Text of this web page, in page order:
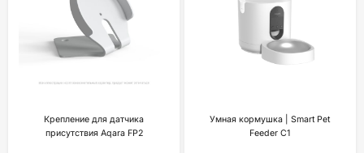
Крепление для датчика
присутствия Aqara FP2
Умная кормушка | Smart Pet
Feeder C1